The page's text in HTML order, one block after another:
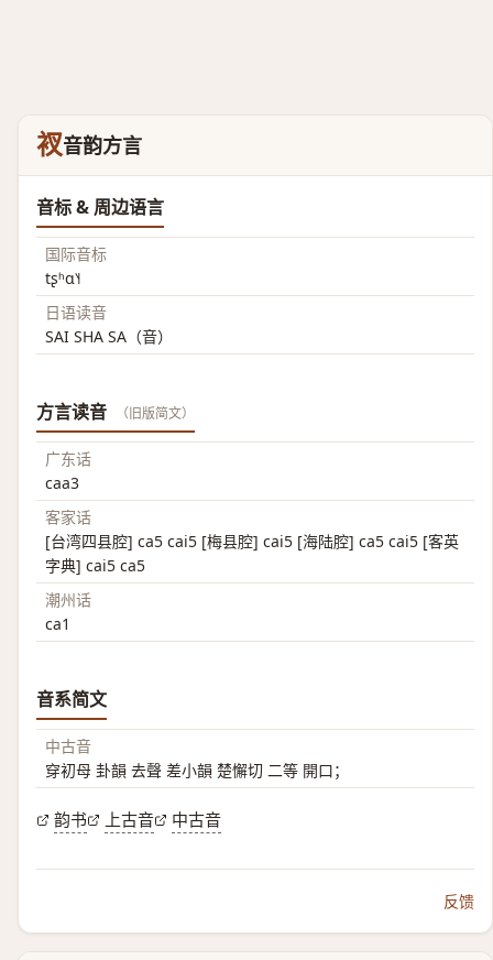
衩音韵方言
音标 & 周边语言
国际音标
tʂʰɑ˥˧
日语读音
SAI SHA SA（音）
方言读音 （旧版简文）
广东话
caa3
客家话
[台湾四县腔] ca5 cai5 [梅县腔] cai5 [海陆腔] ca5 cai5 [客英
字典] cai5 ca5
潮州话
ca1
音系简文
中古音
穿初母 卦韻 去聲 差小韻 楚懈切 二等 開口；
韵书 上古音 中古音
反馈